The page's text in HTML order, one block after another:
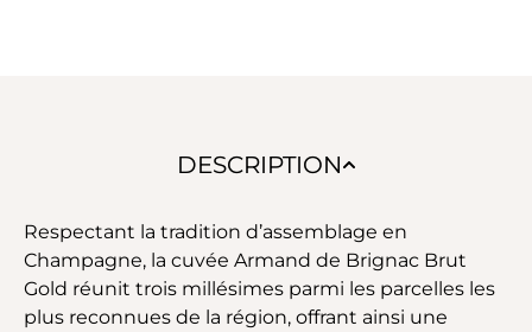
DESCRIPTION
Respectant la tradition d’assemblage en
Champagne, la cuvée Armand de Brignac Brut
Gold réunit trois millésimes parmi les parcelles les
plus reconnues de la région, offrant ainsi une